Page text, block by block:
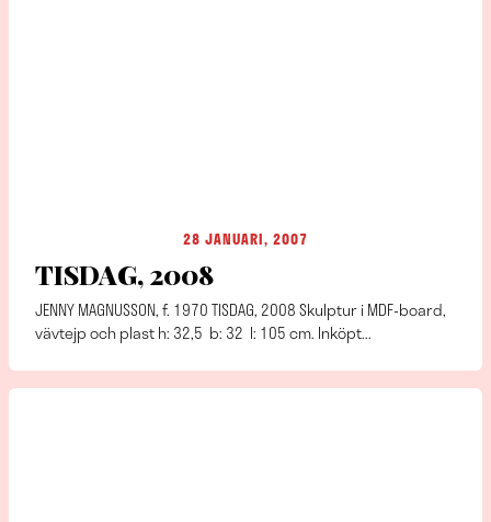
28 JANUARI, 2007
TISDAG, 2008
JENNY MAGNUSSON, f. 1970 TISDAG, 2008 Skulptur i MDF-board,
vävtejp och plast h: 32,5 b: 32 l: 105 cm. Inköpt...